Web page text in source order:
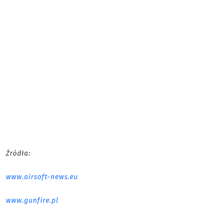
Źródła:
www.airsoft-news.eu
www.gunfire.pl